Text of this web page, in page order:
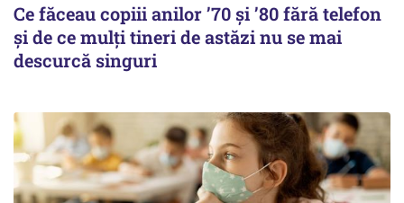
Ce făceau copiii anilor ’70 și ’80 fără telefon
și de ce mulți tineri de astăzi nu se mai
descurcă singuri